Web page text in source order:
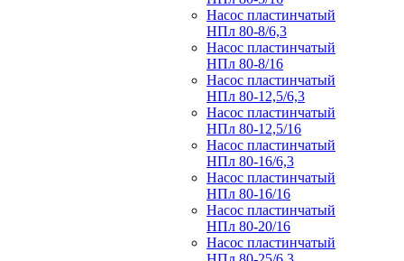
Насос пластинчатый
НПл 80-8/6,3
Насос пластинчатый
НПл 80-8/16
Насос пластинчатый
НПл 80-12,5/6,3
Насос пластинчатый
НПл 80-12,5/16
Насос пластинчатый
НПл 80-16/6,3
Насос пластинчатый
НПл 80-16/16
Насос пластинчатый
НПл 80-20/16
Насос пластинчатый